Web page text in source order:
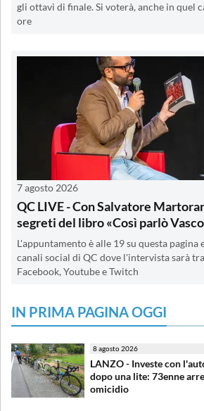
gli ottavi di finale. Si voterà, anche in quel
ore
7 agosto 2026
QC LIVE - Con Salvatore
segreti del libro «Così parlò
L'appuntamento è alle 19 su questa pagina
canali social di QC dove l'intervista sarà
Facebook, Youtube e Twitch
IN PRIMA PAGINA OGGI
8 agosto 2026
LANZO - Investe con
dopo una lite: 73enne
omicidio